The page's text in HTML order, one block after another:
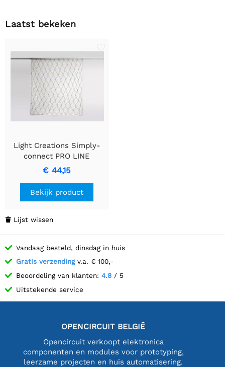
Laatst bekeken
Light Creations Simply-
connect PRO LINE
Netlight Extension met
144 Warm Witte LEDs
€ 44,15
Bekijk product
 Lijst wissen
Vandaag besteld, dinsdag in huis
Gratis verzendingv.a. € 100,-
Beoordeling van klanten: 4.8 / 5
Uitstekende service
OPENCIRCUIT BELGIË
Opencircuit verkoopt elektronica
componenten en modules voor prototyping,
leerzame projecten en huis automatisering.